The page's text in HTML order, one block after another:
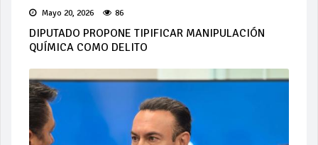
Mayo 20, 2026 86
DIPUTADO PROPONE TIPIFICAR MANIPULACIÓN
QUÍMICA COMO DELITO